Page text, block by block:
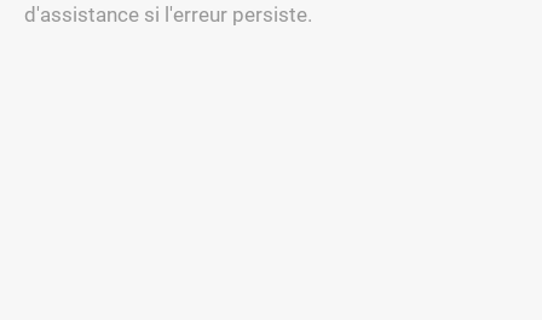
d'assistance si l'erreur persiste.